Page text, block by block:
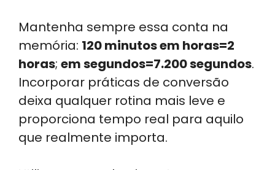
Mantenha sempre essa conta na
memória: 120 minutos em horas=2
horas; em segundos=7.200 segundos.
Incorporar práticas de conversão
deixa qualquer rotina mais leve e
proporciona tempo real para aquilo
que realmente importa.